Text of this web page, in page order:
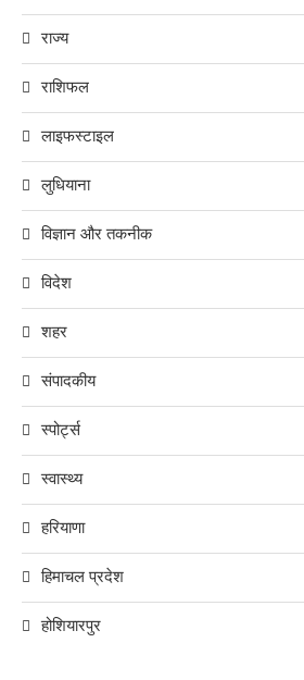
राज्य
राशिफल
लाइफस्टाइल
लुधियाना
विज्ञान और तकनीक
विदेश
शहर
संपादकीय
स्पोर्ट्स
स्वास्थ्य
हरियाणा
हिमाचल प्रदेश
होशियारपुर